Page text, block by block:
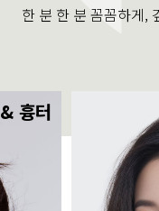
한 분 한 분 꼼꼼하게,
흉터